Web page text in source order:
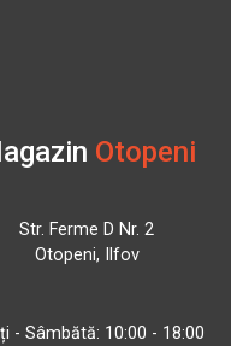
Otopeni
Str. Ferme D Nr. 2
Otopeni, Ilfov
- Sâmbătă: 10:00 - 18:00